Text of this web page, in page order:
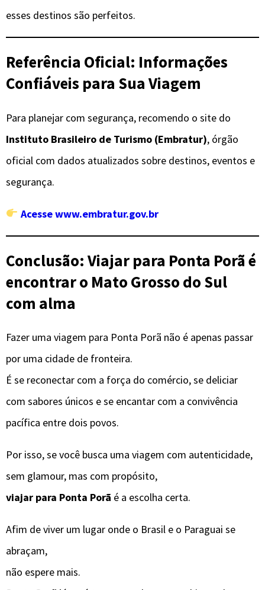
esses destinos são perfeitos.
Referência Oficial: Informações
Confiáveis para Sua Viagem
Para planejar com segurança, recomendo o site do
Instituto Brasileiro de Turismo (Embratur), órgão
oficial com dados atualizados sobre destinos, eventos e
segurança.
Acesse www.embratur.gov.br
Conclusão: Viajar para Ponta Porã é
encontrar o Mato Grosso do Sul
com alma
Fazer uma viagem para Ponta Porã não é apenas passar
por uma cidade de fronteira.
É se reconectar com a força do comércio, se deliciar
com sabores únicos e se encantar com a convivência
pacífica entre dois povos.
Por isso, se você busca uma viagem com autenticidade,
sem glamour, mas com propósito,
viajar para Ponta Porã é a escolha certa.
Afim de viver um lugar onde o Brasil e o Paraguai se
abraçam,
não espere mais.